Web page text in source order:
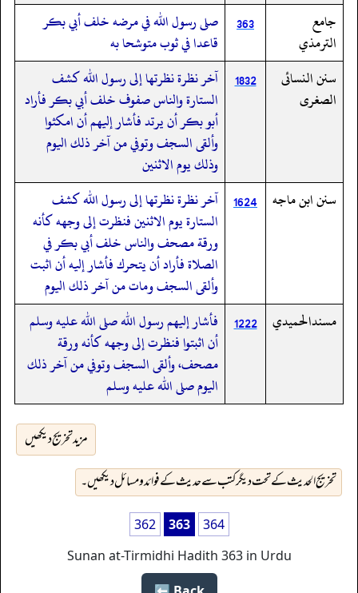
جامع
الترمذي
363
صلى رسول الله في مرضه خلف أبي بكر
قاعدا في ثوب متوشحا به
سنن النسائى
الصغرى
1832
آخر نظرة نظرتها إلى رسول الله كشف
الستارة والناس صفوف خلف أبي بكر فأراد
أبو بكر أن يرتد فأشار إليهم أن امكثوا
وألقى السجف وتوفي من آخر ذلك اليوم
وذلك يوم الاثنين
سنن ابن ماجه 1624 آخر نظرة نظرتها إلى رسول الله كشف
الستارة يوم الاثنين فنظرت إلى وجهه كأنه
ورقة مصحف والناس خلف أبي بكر في
الصلاة فأراد أن يتحرك فأشار إليه أن اثبت
وألقى السجف ومات من آخر ذلك اليوم
مسندالحميدي
1222
فأشار إليهم رسول الله صلى الله عليه وسلم
أن اثبتوا فنظرت إلى وجهه كأنه ورقة
مصحف، وألقى السجف وتوفي من آخر ذلك
اليوم صلى الله عليه وسلم
مزید تخریج دیکھیں
تخریج الحدیث کے تحت دیگر کتب سے حدیث کے فوائد و مسائل دیکھیں۔
362 363
364
Sunan at-Tirmidhi Hadith 363 in Urdu